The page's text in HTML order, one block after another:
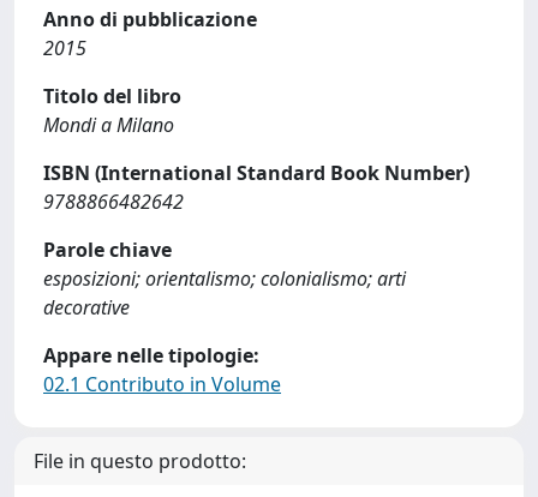
Anno di pubblicazione
2015
Titolo del libro
Mondi a Milano
ISBN (International Standard Book Number)
9788866482642
Parole chiave
esposizioni; orientalismo; colonialismo; arti
decorative
Appare nelle tipologie:
02.1 Contributo in Volume
File in questo prodotto: